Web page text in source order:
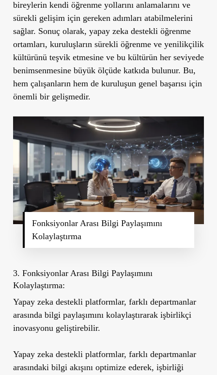
bireylerin kendi öğrenme yollarını anlamalarını ve
sürekli gelişim için gereken adımları atabilmelerini
sağlar. Sonuç olarak, yapay zeka destekli öğrenme
ortamları, kuruluşların sürekli öğrenme ve yenilikçilik
kültürünü teşvik etmesine ve bu kültürün her seviyede
benimsenmesine büyük ölçüde katkıda bulunur. Bu,
hem çalışanların hem de kuruluşun genel başarısı için
önemli bir gelişmedir.
Fonksiyonlar Arası Bilgi Paylaşımını
Kolaylaştırma
3. Fonksiyonlar Arası Bilgi Paylaşımını
Kolaylaştırma:
Yapay zeka destekli platformlar, farklı departmanlar
arasında bilgi paylaşımını kolaylaştırarak işbirlikçi
inovasyonu geliştirebilir.
Yapay zeka destekli platformlar, farklı departmanlar
arasındaki bilgi akışını optimize ederek, işbirliği